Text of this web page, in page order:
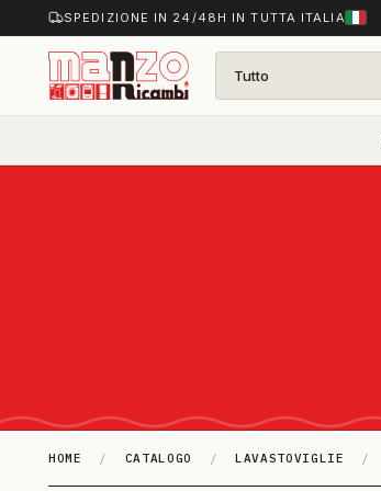
SPEDIZIONE IN 24/48H IN TUTTA ITALIA
Tutto
HOME / CATALOGO / LAVASTOVIGLIE /